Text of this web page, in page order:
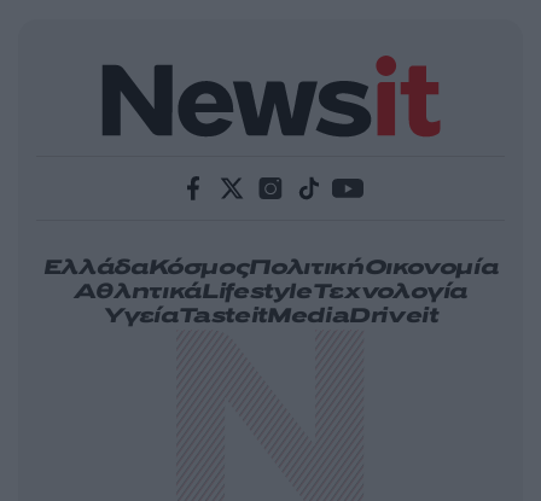
ΕλλάδαΚόσμοςΠολιτικήΟικονομία
ΑθλητικάLifestyleΤεχνολογία
ΥγείαTasteitMediaDriveit